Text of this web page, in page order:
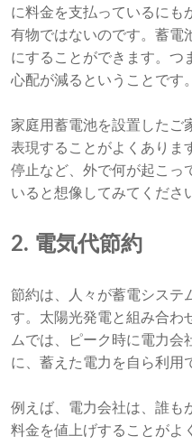
に料金を支払っているにも
有物ではないのです。蓄電
にすることができます。つ
心配が減るということです。
家庭用蓄電池を設置したご
表現することがよくありま
停止など、外で何が起こっ
いると想像してみてくださ
2. 電気代節約
節約は、人々が蓄電システ
す。太陽光発電と組み合わ
ムでは、ピーク時に電力会
に、蓄えた電力を自ら利用
例えば、電力会社は、誰も
料金を値上げすることがよ